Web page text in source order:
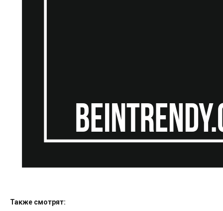
Также смотрят: